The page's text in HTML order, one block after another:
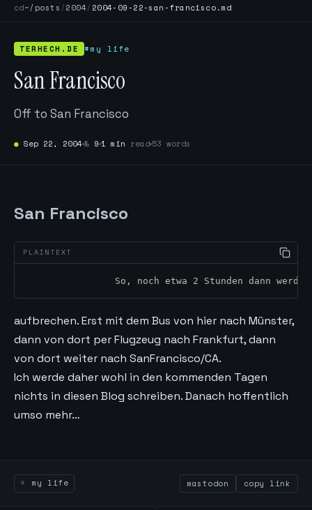
cd~/posts /2004/ 2004-09-22-san-francisco.md
TERHECH.DE #my life
San Francisco
Off to San Francisco
● Sep 22, 2004№ 9 1 min read 53 words
San Francisco
So, noch etwa 2 Stunden dann werd
aufbrechen. Erst mit dem Bus von hier nach Münster,
dann von dort per Flugzeug nach Frankfurt, dann
von dort weiter nach SanFrancisco/CA.
Ich werde daher wohl in den kommenden Tagen
nichts in diesen Blog schreiben. Danach hoffentlich
umso mehr…
my life mastodon copy link